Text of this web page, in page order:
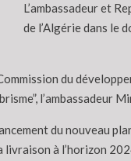
L’ambassadeur et
de l’Algérie dans le
du
l’ambassadeur
du nouveau
à l’horizon